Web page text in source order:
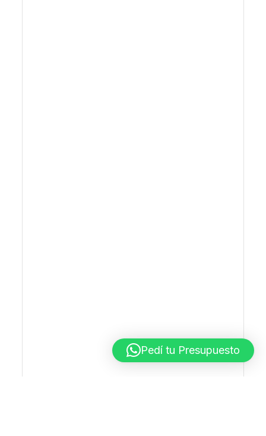
Pedí tu Presupuesto